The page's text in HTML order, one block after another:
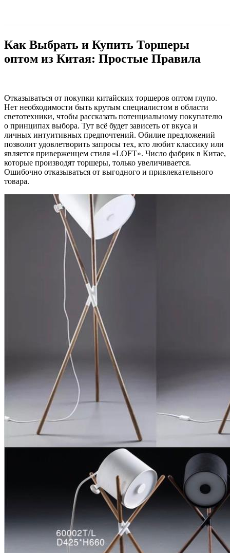
Как Выбрать и Купить Торшеры
оптом из Китая: Простые Правила
Отказываться от покупки китайских торшеров оптом глупо.
Нет необходимости быть крутым специалистом в области
светотехники, чтобы рассказать потенциальному покупателю
о принципах выбора. Тут всё будет зависеть от вкуса и
личных интуитивных предпочтений. Обилие предложений
позволит удовлетворить запросы тех, кто любит классику или
является приверженцем стиля «LOFT». Число фабрик в Китае,
которые производят торшеры, только увеличивается.
Ошибочно отказываться от выгодного и привлекательного
товара.